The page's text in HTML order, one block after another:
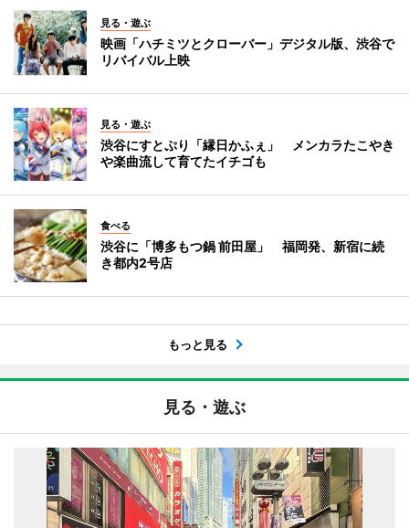
見る・遊ぶ
映画「ハチミツとクローバー」デジタル版、渋谷で
リバイバル上映
見る・遊ぶ
渋谷にすとぷり「縁日かふぇ」 メンカラたこやき
や楽曲流して育てたイチゴも
食べる
渋谷に「博多もつ鍋 前田屋」 福岡発、新宿に続
き都内2号店
もっと見る
見る・遊ぶ